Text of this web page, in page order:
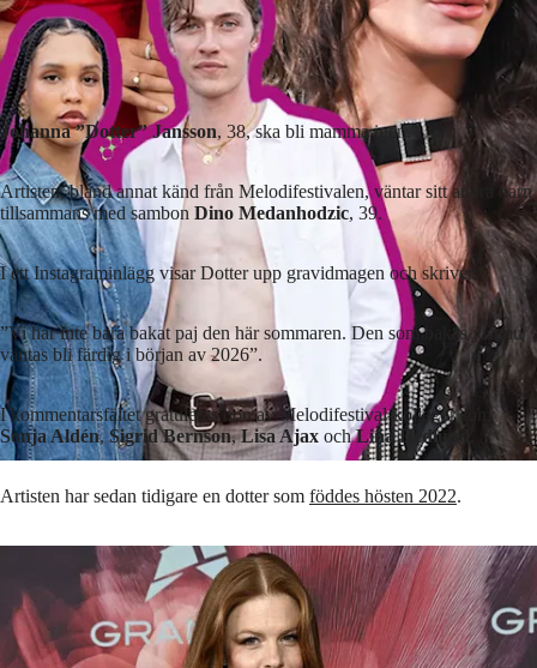
Johanna ”Dotter” Jansson, 38, ska bli mamma igen.
Artisten, bland annat känd från Melodifestivalen, väntar sitt andra barn
tillsammans med sambon Dino Medanhodzic, 39.
I ett Instagraminlägg visar Dotter upp gravidmagen och skriver:
”Vi har inte bara bakat paj den här sommaren. Den som bakas just nu
väntas bli färdig i början av 2026”.
I kommentarsfältet gratuleras hon av Melodifestival-kollegor som
Sonja Aldén, Sigrid Bernson,Lisa Ajax ochLina Hedlund
Artisten har sedan tidigare en dotter som föddes hösten 2022.